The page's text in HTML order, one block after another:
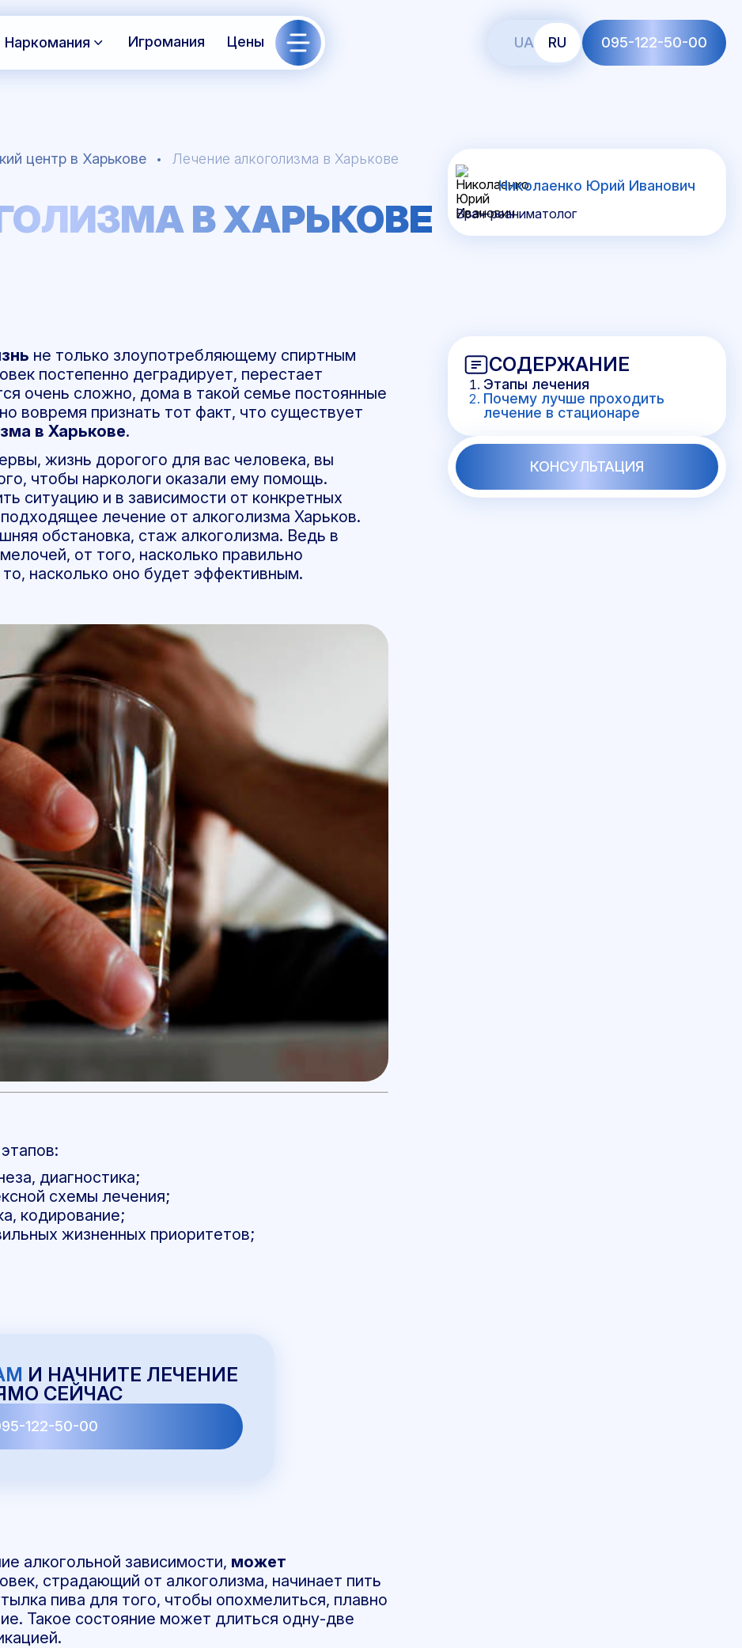
Наркомания Игромания Цены RU
UA 095-122-50-00
центр в Харькове Лечение алкоголизма в Харькове
В ХАРЬКОВЕ
Николаенко Юрий Иванович
Врач-реаниматолог
не только злоупотребляющему спиртным
постепенно деградирует, перестает
очень сложно, дома в такой семье постоянные
вовремя признать тот факт, что существует
в Харькове.
жизнь дорогого для вас человека, вы
чтобы наркологи оказали ему помощь.
ситуацию и в зависимости от конкретных
лечение от алкоголизма Харьков.
обстановка, стаж алкоголизма. Ведь в
от того, насколько правильно
насколько оно будет эффективным.
диагностика;
схемы лечения;
кодирование;
жизненных приоритетов;
И НАЧНИТЕ ЛЕЧЕНИЕ
СЕЙЧАС
122-50-00
алкогольной зависимости, может
страдающий от алкоголизма, начинает пить
пива для того, чтобы опохмелиться, плавно
Такое состояние может длиться одну-две
СОДЕРЖАНИЕ
Этапы лечения
Почему лучше проходить
лечение в стационаре
КОНСУЛЬТАЦИЯ